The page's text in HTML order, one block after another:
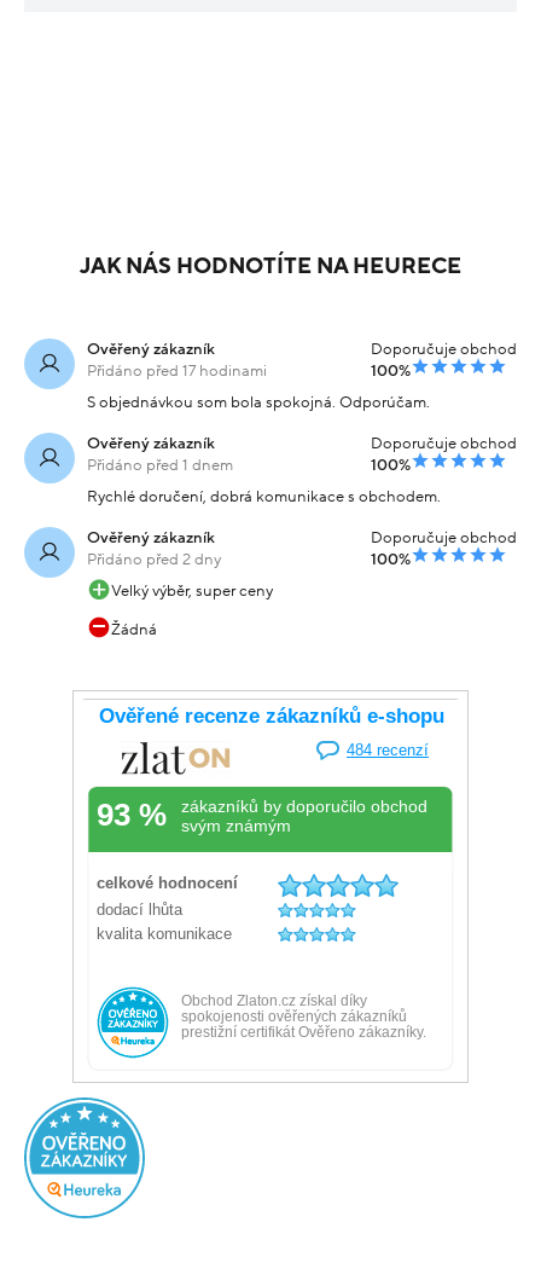
JAK NÁS HODNOTÍTE NA HEURECE
Ověřený zákazník
Přidáno před 17 hodinami
Doporučuje obchod
100%
S objednávkou som bola spokojná. Odporúčam.
Ověřený zákazník
Přidáno před 1 dnem
Doporučuje obchod
100%
Rychlé doručení, dobrá komunikace s obchodem.
Ověřený zákazník
Přidáno před 2 dny
Doporučuje obchod
100%
Velký výběr, super ceny
Žádná